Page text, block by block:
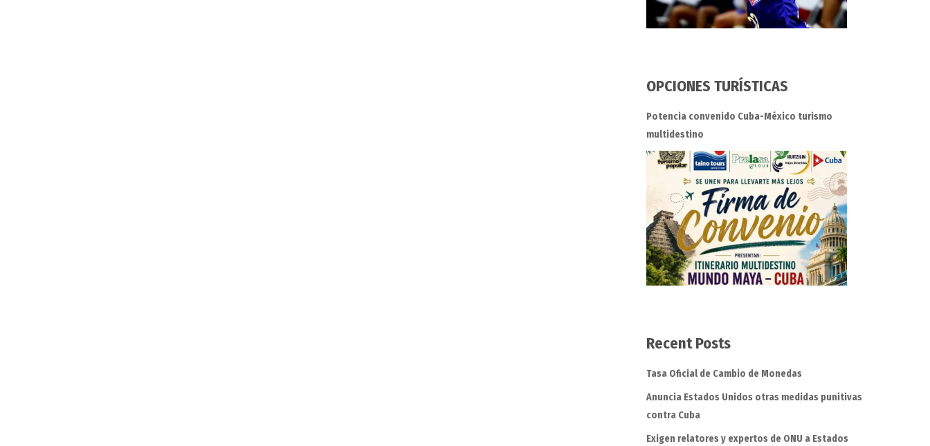
OPCIONES TURÍSTICAS
Potencia convenido Cuba-México turismo
multidestino
Recent Posts
Tasa Oficial de Cambio de Monedas
Anuncia Estados Unidos otras medidas punitivas
contra Cuba
Exigen relatores y expertos de ONU a Estados